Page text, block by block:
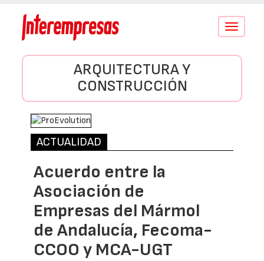
Conmutar
ARQUITECTURA Y
CONSTRUCCIÓN
ACTUALIDAD
Acuerdo entre la
Asociación de
Empresas del Mármol
de Andalucía, Fecoma-
CCOO y MCA-UGT